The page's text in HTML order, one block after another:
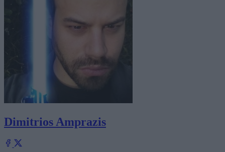
Dimitrios Amprazis